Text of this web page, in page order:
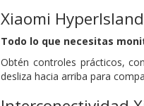
Xiaomi HyperIsland
Todo lo que necesitas
Obtén controles prácticos,
desliza hacia arriba para